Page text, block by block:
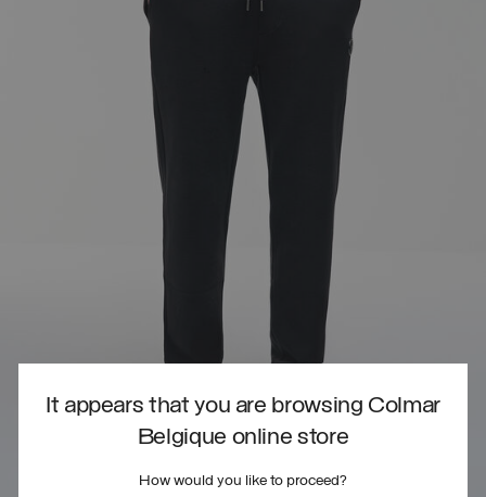
It appears that you are browsing Colmar
Belgique online store
How would you like to proceed?